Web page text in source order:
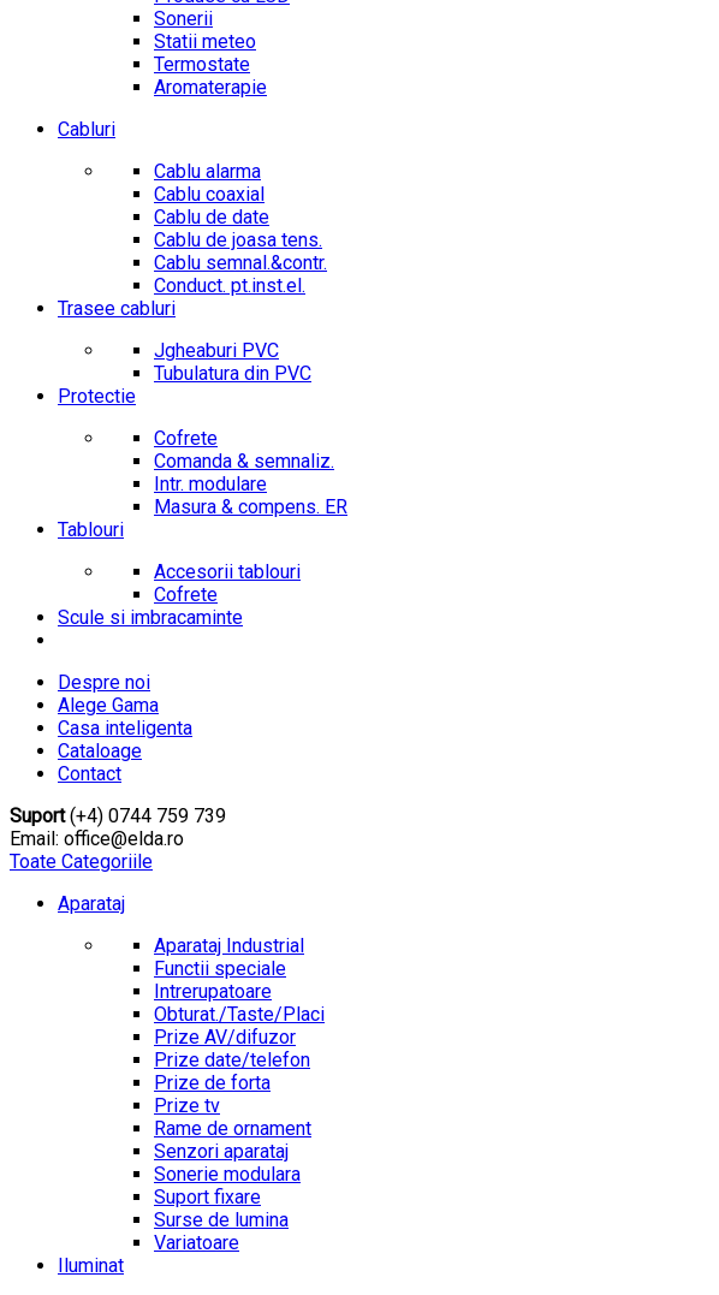
Sonerii
Statii meteo
Termostate
Aromaterapie
Cabluri
Cablu alarma
Cablu coaxial
Cablu de date
Cablu de joasa tens.
Cablu semnal.&contr.
Conduct. pt.inst.el.
Trasee cabluri
Jgheaburi PVC
Tubulatura din PVC
Protectie
Cofrete
Comanda & semnaliz.
Intr. modulare
Masura & compens. ER
Tablouri
Accesorii tablouri
Cofrete
Scule si imbracaminte
Despre noi
Alege Gama
Casa inteligenta
Cataloage
Contact
Suport(+4) 0744 759 739
Email: office@elda.ro
Toate Categoriile
Aparataj
Aparataj Industrial
Functii speciale
Intrerupatoare
Obturat./Taste/Placi
Prize AV/difuzor
Prize date/telefon
Prize de forta
Prize tv
Rame de ornament
Senzori aparataj
Sonerie modulara
Suport fixare
Surse de lumina
Variatoare
Iluminat